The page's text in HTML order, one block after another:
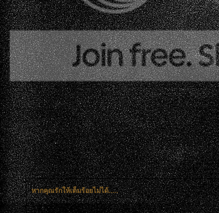
หากคุณรักให้เต็มร้อยไม่ได้.....